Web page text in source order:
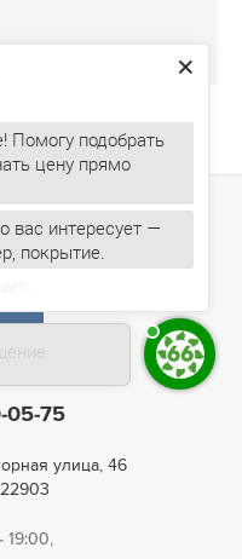
05-75
улица, 46
19:00,
Помогу подобрать
цену прямо
вас интересует —
покрытие.